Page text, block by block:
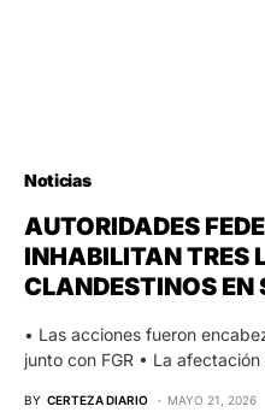
Noticias
AUTORIDADES
INHABILITAN TRES
CLANDESTINOS EN
• Las acciones fueron
junto con FGR • La
BY CERTEZA DIARIO MAYO 21, 2026